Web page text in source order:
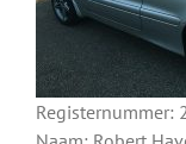
Registernummer: